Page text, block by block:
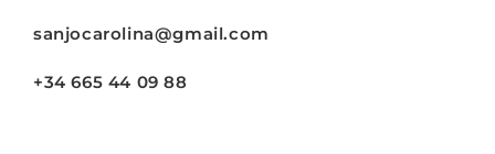
sanjocarolina@gmail.com
+34 665 44 09 88